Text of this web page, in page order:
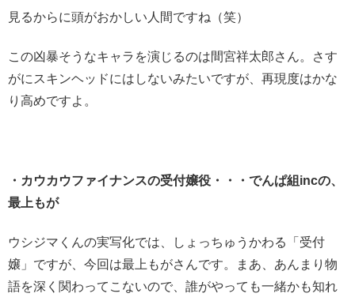
見るからに頭がおかしい人間ですね（笑）
この凶暴そうなキャラを演じるのは間宮祥太郎さん。さす
がにスキンヘッドにはしないみたいですが、再現度はかな
り高めですよ。
・カウカウファイナンスの受付嬢役・・・でんぱ組incの、
最上もが
ウシジマくんの実写化では、しょっちゅうかわる「受付
嬢」ですが、今回は最上もがさんです。まあ、あんまり物
語を深く関わってこないので、誰がやっても一緒かも知れ